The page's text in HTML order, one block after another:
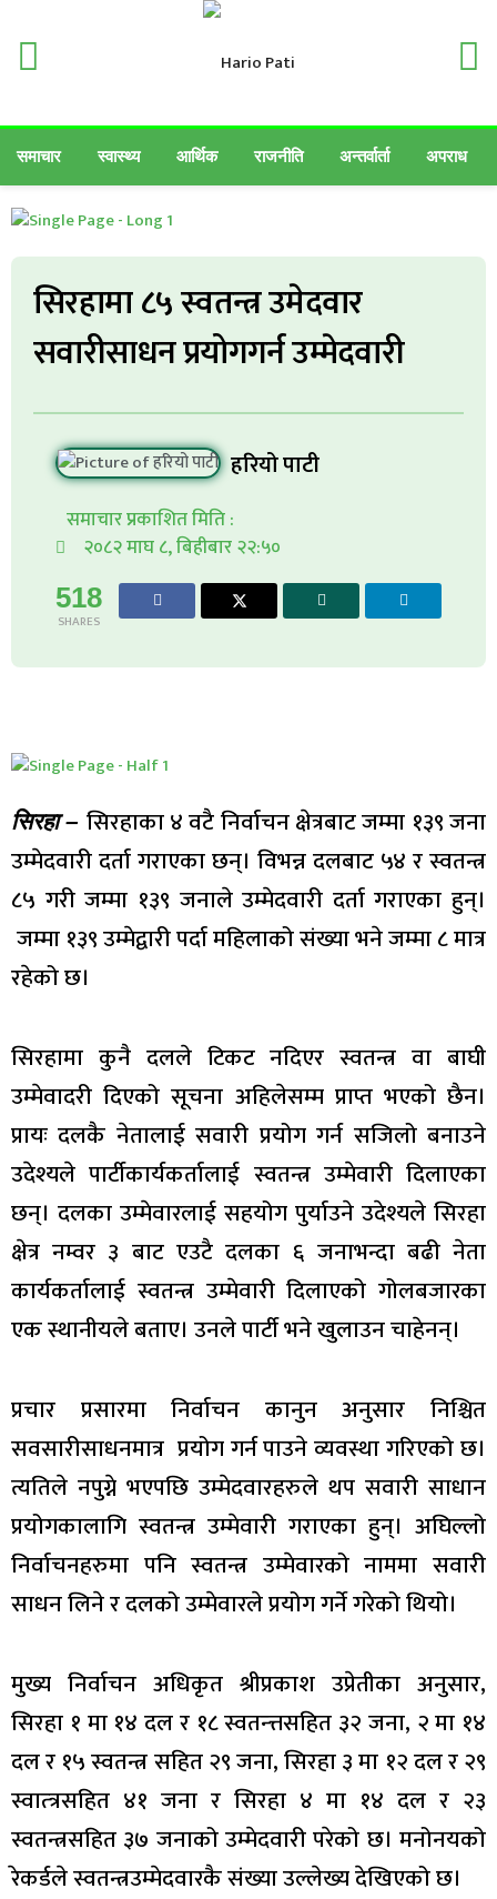
समाचार स्वास्थ्य आर्थिक राजनीति अन्तर्वार्ता अपराध
सिरहामा ८५ स्वतन्त्र उमेदवार
सवारीसाधन प्रयोगगर्न उम्मेदवारी
हरियो पाटी
समाचार प्रकाशित मिति :
२०८२ माघ ८, बिहीबार २२:५०
518
SHARES
सिरहा – सिरहाका ४ वटै निर्वाचन क्षेत्रबाट जम्मा १३९ जना
उम्मेदवारी दर्ता गराएका छन्। विभन्न दलबाट ५४ र स्वतन्त्र
८५ गरी जम्मा १३९ जनाले उम्मेदवारी दर्ता गराएका हुन्।
जम्मा १३९ उम्मेद्वारी पर्दा महिलाको संख्या भने जम्मा ८ मात्र
रहेको छ।
सिरहामा कुनै दलले टिकट नदिएर स्वतन्त्र वा बाघी
उम्मेवादरी दिएको सूचना अहिलेसम्म प्राप्त भएको छैन।
प्रायः दलकै नेतालाई सवारी प्रयोग गर्न सजिलो बनाउने
उदेश्यले पार्टीकार्यकर्तालाई स्वतन्त्र उम्मेवारी दिलाएका
छन्। दलका उम्मेवारलाई सहयोग पुर्याउने उदेश्यले सिरहा
क्षेत्र नम्वर ३ बाट एउटै दलका ६ जनाभन्दा बढी नेता
कार्यकर्तालाई स्वतन्त्र उम्मेवारी दिलाएको गोलबजारका
एक स्थानीयले बताए। उनले पार्टी भने खुलाउन चाहेनन्।
प्रचार प्रसारमा निर्वाचन कानुन अनुसार निश्चित
सवसारीसाधनमात्र प्रयोग गर्न पाउने व्यवस्था गरिएको छ।
त्यतिले नपुग्ने भएपछि उम्मेदवारहरुले थप सवारी साधान
प्रयोगकालागि स्वतन्त्र उम्मेवारी गराएका हुन्। अघिल्लो
निर्वाचनहरुमा पनि स्वतन्त्र उम्मेवारको नाममा सवारी
साधन लिने र दलको उम्मेवारले प्रयोग गर्ने गरेको थियो।
मुख्य निर्वाचन अधिकृत श्रीप्रकाश उप्रेतीका अनुसार,
सिरहा १ मा १४ दल र १८ स्वतन्त्तसहित ३२ जना, २ मा १४
दल र १५ स्वतन्त्र सहित २९ जना, सिरहा ३ मा १२ दल र २९
स्वात्त्रसहित ४१ जना र सिरहा ४ मा १४ दल र २३
स्वतन्त्रसहित ३७ जनाको उम्मेदवारी परेको छ। मनोनयको
रेकर्डले स्वतन्त्रउम्मेदवारकै संख्या उल्लेख्य देखिएको छ।